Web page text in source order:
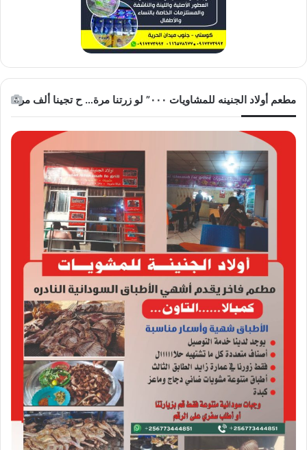
مطعم أولاد الجنينه للمشاويات ٠٠٠” لو زرتنا مرة… ح تجينا ألف مرة